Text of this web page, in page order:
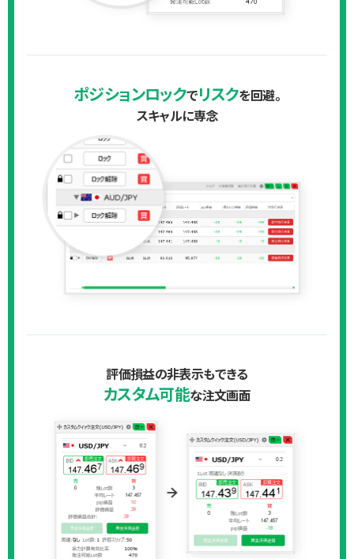
ポジションロックでリスクを回避。
スキャルに専念
評価損益の非表示もできる
カスタム可能な注文画面